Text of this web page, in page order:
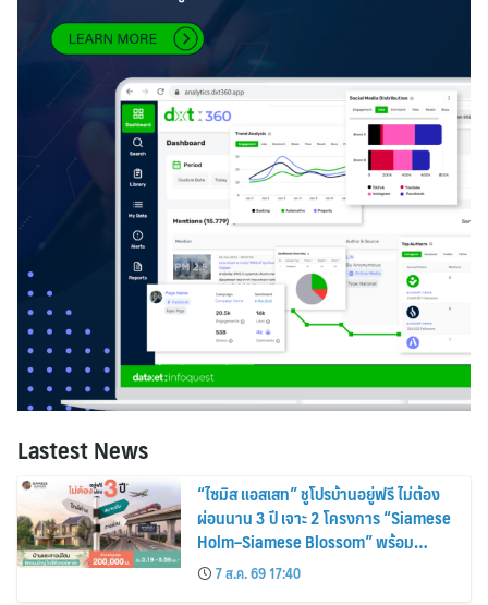
Lastest News
“ไซมิส แอสเสท” ชูโปรบ้านอยู่ฟรี ไม่ต้อง
ผ่อนนาน 3 ปี เจาะ 2 โครงการ “Siamese
Holm–Siamese Blossom” พร้อม
ส่วนลดและสิทธิพิเศษถึง 31 สิงหาคม
2569
7 ส.ค. 69 17:40